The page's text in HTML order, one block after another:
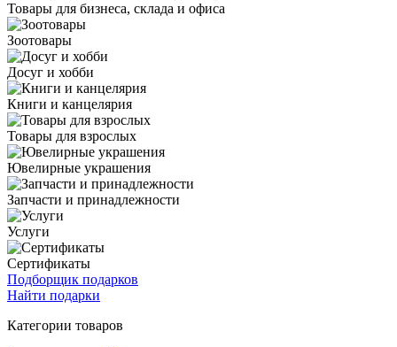
Товары для бизнеса, склада и офиса
Зоотовары
Досуг и хобби
Книги и канцелярия
Товары для взрослых
Ювелирные украшения
Запчасти и принадлежности
Услуги
Сертификаты
Подборщик подарков
Найти подарки
Категории товаров